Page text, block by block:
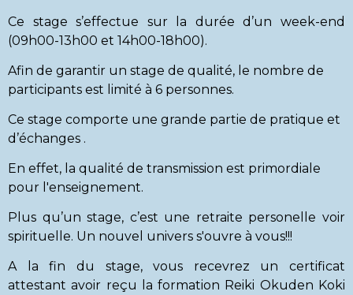
Ce stage s’effectue sur la durée d’un week-end
(09h00-13h00 et 14h00-18h00).
Afin de garantir un stage de qualité, le nombre de
participants est limité à 6 personnes.
Ce stage comporte une grande partie de pratique et
d’échanges .
En effet, la qualité de transmission est primordiale
pour l'enseignement.
Plus qu’un stage, c’est une retraite personelle voir
spirituelle. Un nouvel univers s'ouvre à vous!!!
A la fin du stage, vous recevrez un certificat
attestant avoir reçu la formation Reiki Okuden Koki